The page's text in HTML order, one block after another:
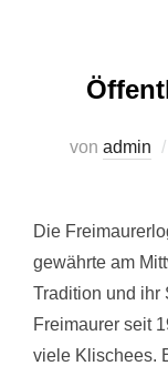
von admin
Die
gewährte am
Tradition und ihr
Freimaurer seit
viele Klischees.